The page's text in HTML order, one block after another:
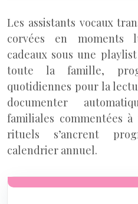
Les assistants vocaux
corvées en moments
cadeaux sous une
toute la famille,
quotidiennes pour la
documenter
familiales commentées
rituels s’ancrent
calendrier annuel.